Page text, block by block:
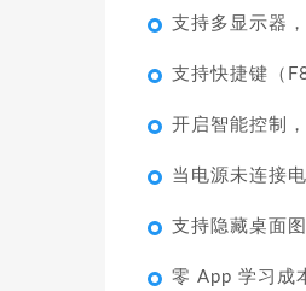
支持多显示器
支持快捷键（
开启智能控制
当电源未连接
支持隐藏桌面
零 App 学习成